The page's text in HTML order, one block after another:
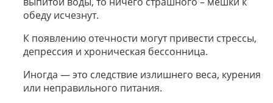
обеду исчезнут.
К появлению отечности могут привести стрессы,
депрессия и хроническая бессонница.
Иногда — это следствие излишнего веса, курения
или неправильного питания.